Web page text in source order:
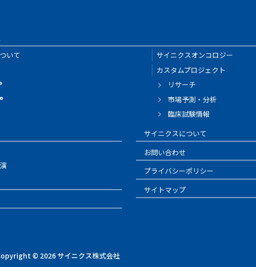
いて
サイニクスオンコロジー
カスタムプロジェクト
リサーチ
市場予測・分析
臨床試験情報
サイニクスについて
お問い合わせ
プライバシーポリシー
サイトマップ
© 2026 サイニクス株式会社